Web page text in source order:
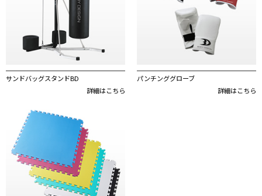
サンドバッグスタンドBD
詳細はこちら
パンチンググローブ
詳細はこちら